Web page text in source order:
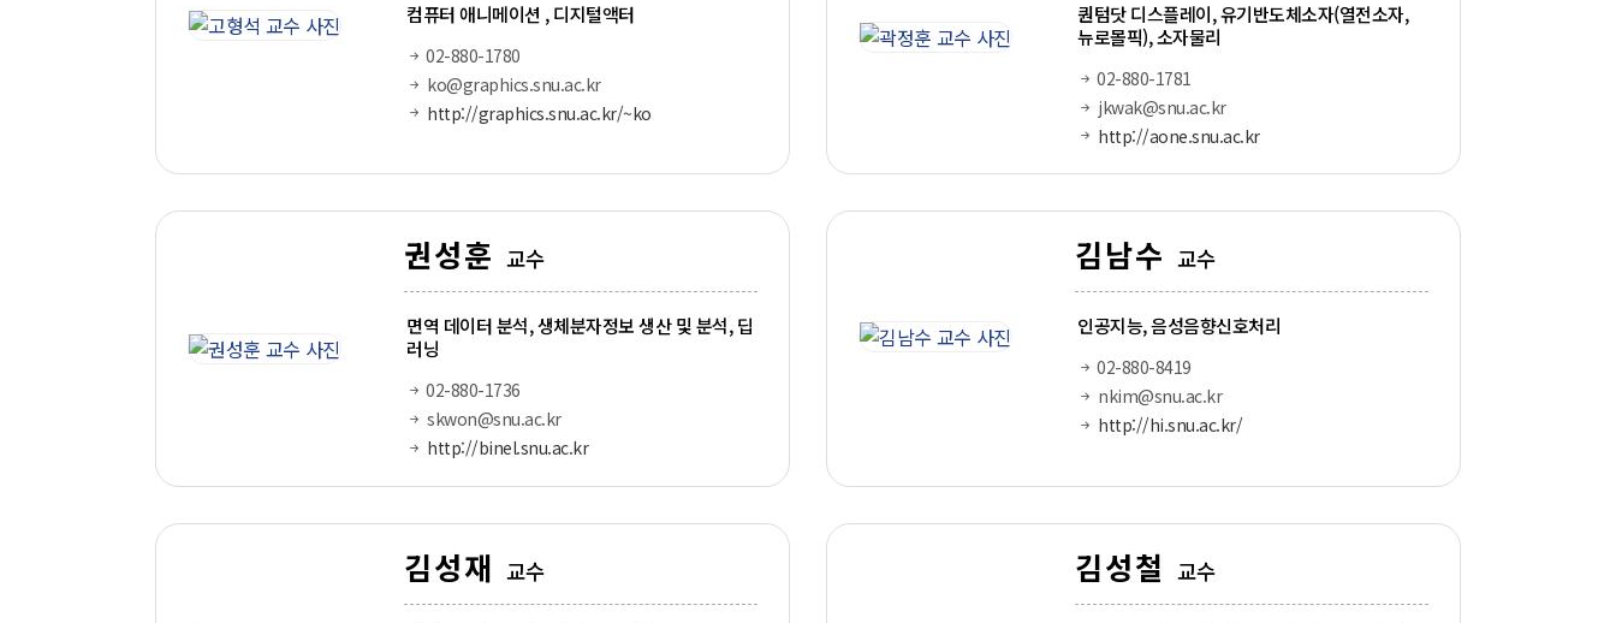
컴퓨터 애니메이션 , 디지털액터
02-880-1780
ko@graphics.snu.ac.kr
http://graphics.snu.ac.kr/~ko
퀀텀닷 디스플레이, 유기반도체소자(열전소자,
뉴로몰픽), 소자물리
02-880-1781
jkwak@snu.ac.kr
http://aone.snu.ac.kr
권성훈 교수
면역 데이터 분석, 생체분자정보 생산 및 분석, 딥
러닝
02-880-1736
skwon@snu.ac.kr
http://binel.snu.ac.kr
김남수 교수
인공지능, 음성음향신호처리
02-880-8419
nkim@snu.ac.kr
http://hi.snu.ac.kr/
김성재 교수 김성철 교수